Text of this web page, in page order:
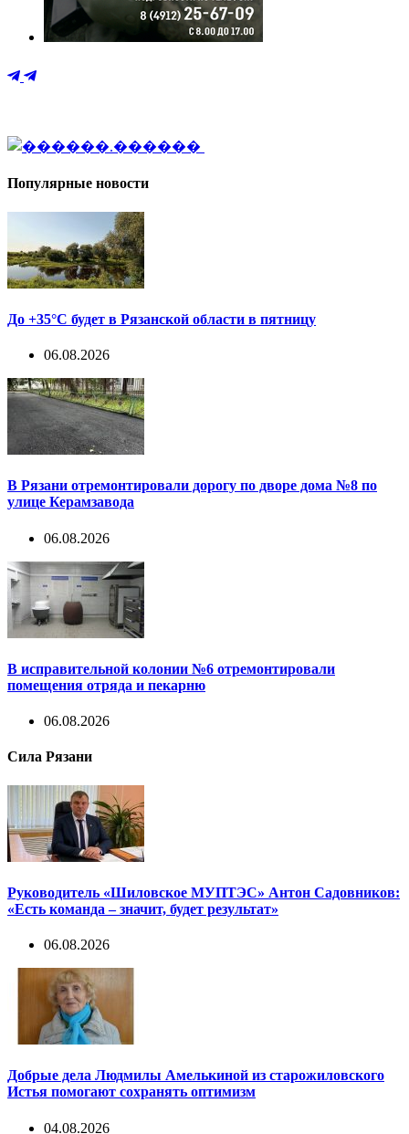
Популярные новости
До +35°С будет в Рязанской области в пятницу
06.08.2026
В Рязани отремонтировали дорогу по дворе дома №8 по
улице Керамзавода
06.08.2026
В исправительной колонии №6 отремонтировали
помещения отряда и пекарню
06.08.2026
Сила Рязани
Руководитель «Шиловское МУПТЭС» Антон Садовников:
«Есть команда – значит, будет результат»
06.08.2026
Добрые дела Людмилы Амелькиной из старожиловского
Истья помогают сохранять оптимизм
04.08.2026